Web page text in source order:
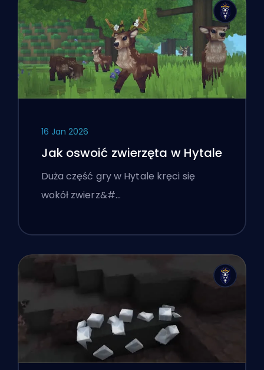
16 Jan 2026
Jak oswoić zwierzęta w Hytale
Duża część gry w Hytale kręci się
wokół zwierz&#…